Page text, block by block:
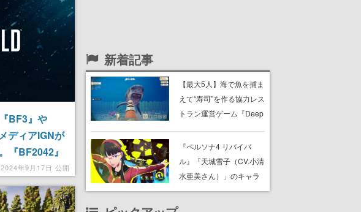
BF3』や
ディアIGNが
『BF2042』
ャリストも廃
活
2024年9月17日 公開
新着記事
【最大5人】海で魚を捕ま
えて“寿司”を作る協力レス
トラン運営ゲーム『Deep
リース。海の中にはサメ
やピラニアといった危険
な生物も棲んでいて、阿
『ペルソナ4 リバイバ
ル』「天城雪子（CV.小清
水亜美さん）」のキャラ
紹介動画が公開。老舗旅